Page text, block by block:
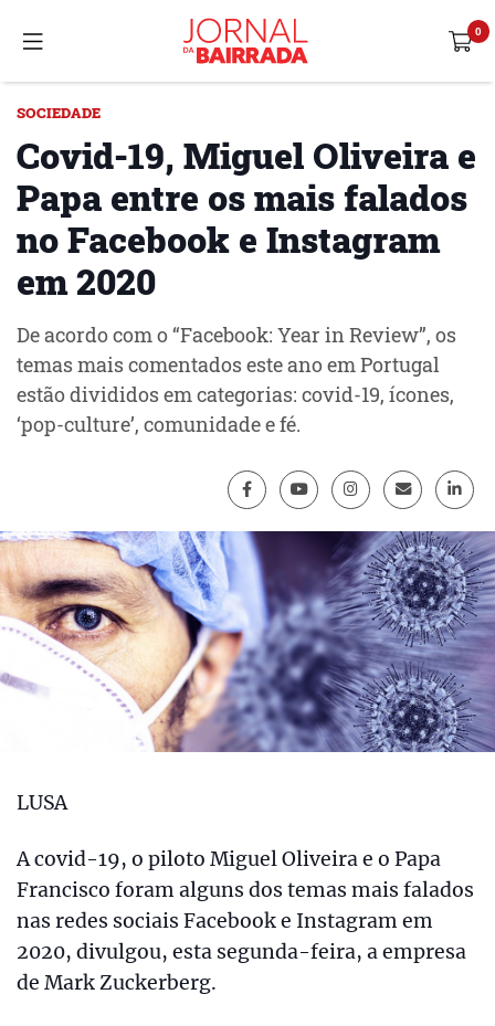
SOCIEDADE
Covid-19, Miguel Oliveira e
Papa entre os mais falados
no Facebook e Instagram
em 2020
De acordo com o “Facebook: Year in Review”, os
temas mais comentados este ano em Portugal
estão divididos em categorias: covid-19, ícones,
‘pop-culture’, comunidade e fé.
LUSA
A covid-19, o piloto Miguel Oliveira e o Papa
Francisco foram alguns dos temas mais falados
nas redes sociais Facebook e Instagram em
2020, divulgou, esta segunda-feira, a empresa
de Mark Zuckerberg.